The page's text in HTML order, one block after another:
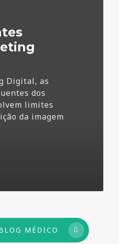
Digital, as
dos
limites
da imagem
MÉDICO